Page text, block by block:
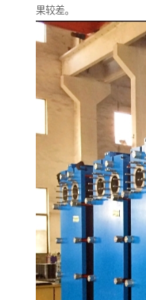
果较差。